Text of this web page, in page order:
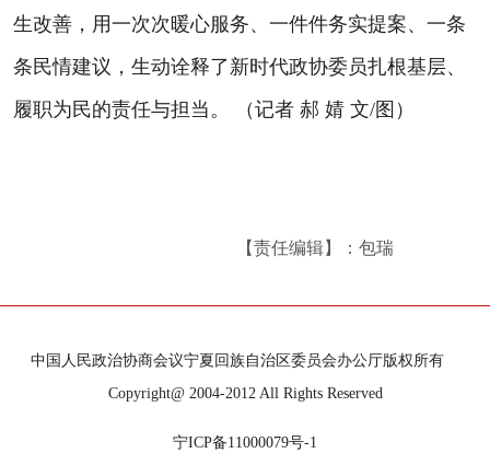
生改善，用一次次暖心服务、一件件务实提案、一条
条民情建议，生动诠释了新时代政协委员扎根基层、
履职为民的责任与担当。 （记者 郝 婧 文/图）
【责任编辑】：包瑞
中国人民政治协商会议宁夏回族自治区委员会办公厅版权所有
Copyright@ 2004-2012 All Rights Reserved
宁ICP备11000079号-1